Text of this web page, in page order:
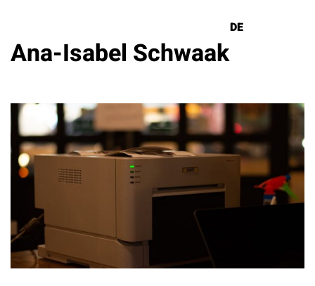
DE
Referenzen
Über uns
Newsletter
Kontakt
Ana-Isabel Schwaak